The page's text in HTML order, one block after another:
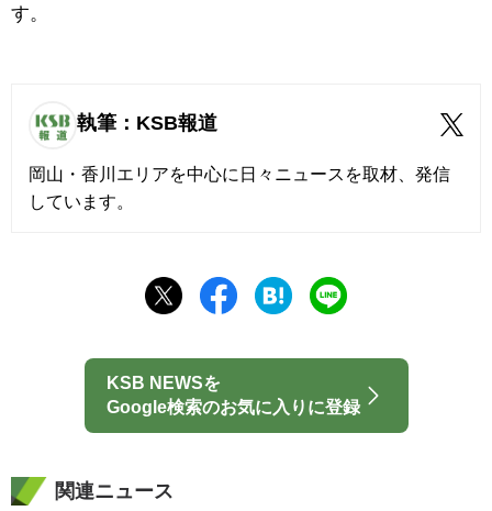
す。
執筆：KSB報道
岡山・香川エリアを中心に日々ニュースを取材、発信
しています。
KSB NEWSを
Google検索のお気に入りに登録
関連ニュース